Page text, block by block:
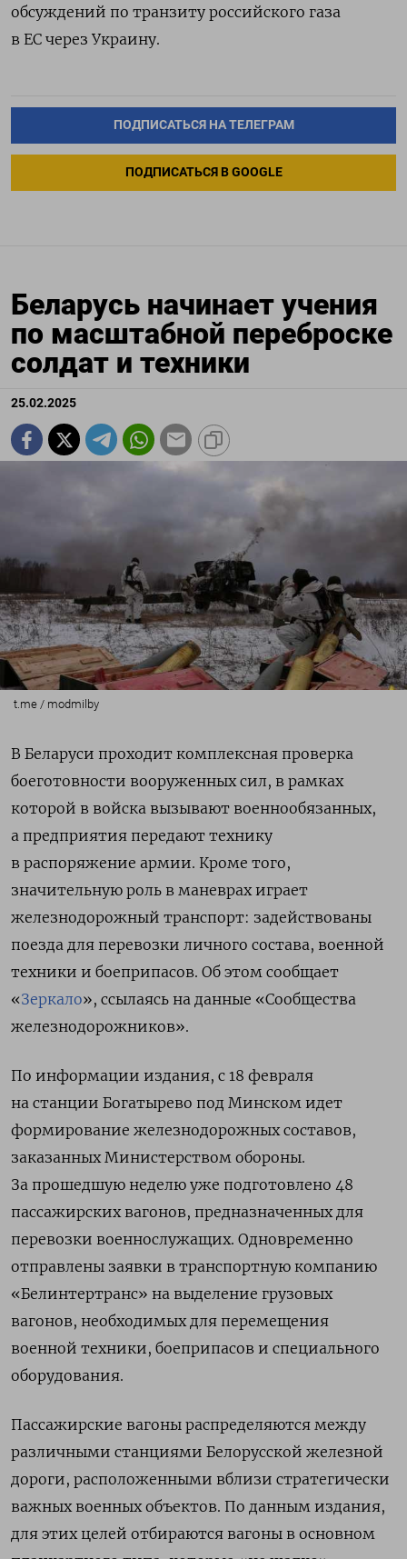
обсуждений по транзиту российского газа
в ЕС через Украину.
ПОДПИСАТЬСЯ НА ТЕЛЕГРАМ
ПОДПИСАТЬСЯ В GOOGLE
Беларусь начинает учения
по масштабной переброске
солдат и техники
25.02.2025
t.me / modmilby
В Беларуси проходит комплексная проверка
боеготовности вооруженных сил, в рамках
которой в войска вызывают военнообязанных,
а предприятия передают технику
в распоряжение армии. Кроме того,
значительную роль в маневрах играет
железнодорожный транспорт: задействованы
поезда для перевозки личного состава, военной
техники и боеприпасов. Об этом сообщает
«Зеркало», ссылаясь на данные «Сообщества
железнодорожников».
По информации издания, с 18 февраля
на станции Богатырево под Минском идет
формирование железнодорожных составов,
заказанных Министерством обороны.
За прошедшую неделю уже подготовлено 48
пассажирских вагонов, предназначенных для
перевозки военнослужащих. Одновременно
отправлены заявки в транспортную компанию
«Белинтертранс» на выделение грузовых
вагонов, необходимых для перемещения
военной техники, боеприпасов и специального
оборудования.
Пассажирские вагоны распределяются между
различными станциями Белорусской железной
дороги, расположенными вблизи стратегически
важных военных объектов. По данным издания,
для этих целей отбираются вагоны в основном